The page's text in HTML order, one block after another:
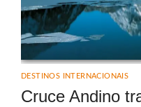
DESTINOS INTERNACIONAIS
Cruce Andino